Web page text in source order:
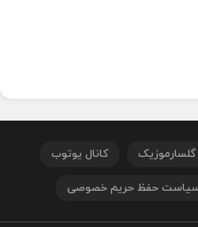
گلسارموزیک کانال یوتوب
حفظ حریم خصوصی